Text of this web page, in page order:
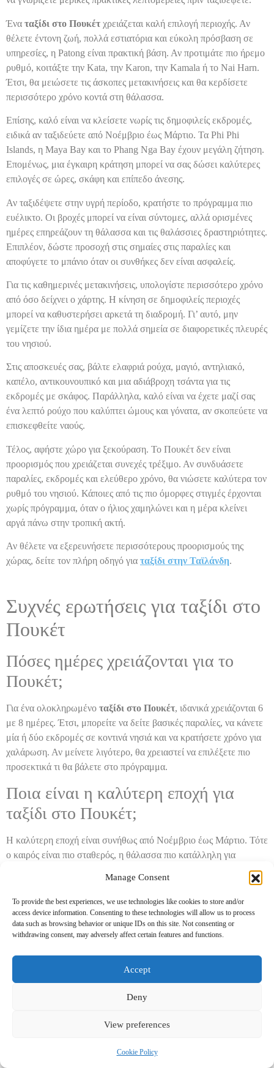
Manage Consent
To provide the best experiences, we use technologies like cookies to store and/or
access device information. Consenting to these technologies will allow us to process
data such as browsing behavior or unique IDs on this site. Not consenting or
withdrawing consent, may adversely affect certain features and functions.
Accept
Deny
View preferences
Cookie Policy
Ένα ταξίδι στο Πουκέτ χρειάζεται καλή επιλογή περιοχής. Αν
θέλετε έντονη ζωή, πολλά εστιατόρια και εύκολη πρόσβαση σε
υπηρεσίες, η Patong είναι πρακτική βάση. Αν προτιμάτε πιο ήρεμο
ρυθμό, κοιτάξτε την Kata, την Karon, την Kamala ή το Nai Harn.
Έτσι, θα μειώσετε τις άσκοπες μετακινήσεις και θα κερδίσετε
περισσότερο χρόνο κοντά στη θάλασσα.
Επίσης, καλό είναι να κλείσετε νωρίς τις δημοφιλείς εκδρομές,
ειδικά αν ταξιδεύετε από Νοέμβριο έως Μάρτιο. Τα Phi Phi
Islands, η Maya Bay και το Phang Nga Bay έχουν μεγάλη ζήτηση.
Επομένως, μια έγκαιρη κράτηση μπορεί να σας δώσει καλύτερες
επιλογές σε ώρες, σκάφη και επίπεδο άνεσης.
Αν ταξιδέψετε στην υγρή περίοδο, κρατήστε το πρόγραμμα πιο
ευέλικτο. Οι βροχές μπορεί να είναι σύντομες, αλλά ορισμένες
ημέρες επηρεάζουν τη θάλασσα και τις θαλάσσιες δραστηριότητες.
Επιπλέον, δώστε προσοχή στις σημαίες στις παραλίες και
αποφύγετε το μπάνιο όταν οι συνθήκες δεν είναι ασφαλείς.
Για τις καθημερινές μετακινήσεις, υπολογίστε περισσότερο χρόνο
από όσο δείχνει ο χάρτης. Η κίνηση σε δημοφιλείς περιοχές
μπορεί να καθυστερήσει αρκετά τη διαδρομή. Γι’ αυτό, μην
γεμίζετε την ίδια ημέρα με πολλά σημεία σε διαφορετικές πλευρές
του νησιού.
Στις αποσκευές σας, βάλτε ελαφριά ρούχα, μαγιό, αντηλιακό,
καπέλο, αντικουνουπικό και μια αδιάβροχη τσάντα για τις
εκδρομές με σκάφος. Παράλληλα, καλό είναι να έχετε μαζί σας
ένα λεπτό ρούχο που καλύπτει ώμους και γόνατα, αν σκοπεύετε να
επισκεφθείτε ναούς.
Τέλος, αφήστε χώρο για ξεκούραση. Το Πουκέτ δεν είναι
προορισμός που χρειάζεται συνεχές τρέξιμο. Αν συνδυάσετε
παραλίες, εκδρομές και ελεύθερο χρόνο, θα νιώσετε καλύτερα τον
ρυθμό του νησιού. Κάποιες από τις πιο όμορφες στιγμές έρχονται
χωρίς πρόγραμμα, όταν ο ήλιος χαμηλώνει και η μέρα κλείνει
αργά πάνω στην τροπική ακτή.
Αν θέλετε να εξερευνήσετε περισσότερους προορισμούς της
χώρας, δείτε τον πλήρη οδηγό για ταξίδι στην Ταϊλάνδη.
Συχνές ερωτήσεις για ταξίδι στο
Πουκέτ
Πόσες ημέρες χρειάζονται για το
Πουκέτ;
Για ένα ολοκληρωμένο ταξίδι στο Πουκέτ, ιδανικά χρειάζονται 6
με 8 ημέρες. Έτσι, μπορείτε να δείτε βασικές παραλίες, να κάνετε
μία ή δύο εκδρομές σε κοντινά νησιά και να κρατήσετε χρόνο για
χαλάρωση. Αν μείνετε λιγότερο, θα χρειαστεί να επιλέξετε πιο
προσεκτικά τι θα βάλετε στο πρόγραμμα.
Ποια είναι η καλύτερη εποχή για
ταξίδι στο Πουκέτ;
Η καλύτερη εποχή είναι συνήθως από Νοέμβριο έως Μάρτιο. Τότε
ο καιρός είναι πιο σταθερός, η θάλασσα πιο κατάλληλη για
εκδρομές και οι παραλίες πιο ευχάριστες. Ωστόσο, αυτή είναι και η
πιο δημοφιλής περίοδος, οπότε οι τιμές σε πτήσεις και διαμονή
ανεβαίνουν.
Είναι ακριβό το Πουκέτ;
τρόπο που θα το οργανώσετε. Η διαμονή, οι μετακινήσεις και οι
οργανωμένες εκδρομές επηρεάζουν περισσότερο το τελικό
κόστος. Αν επιλέξετε τοπικά εστιατόρια, σωστή περιοχή διαμονής
budget σε λογικά επίπεδα.
Πού αξίζει να μείνω στο Πουκέτ;